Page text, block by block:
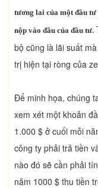
tương lai của một đầu tư
nộp vào đầu của đầu tư.
bộ cũng là lãi suất
trị hiện tại ròng của
Để minh họa, chúng
xem xét một khoản
1.000 $ ở cuối mỗi
công ty phải trả tiền
nào đó sẽ cần phải
năm 1000 $ thu tiền